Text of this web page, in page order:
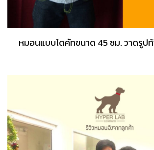
หมอนแบบไดคัทขนาด 45 ซม. วาดรูป